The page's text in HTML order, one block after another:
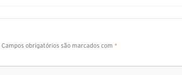
Campos obrigatórios são marcados com *